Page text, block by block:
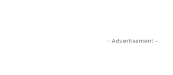
– Advertisement –